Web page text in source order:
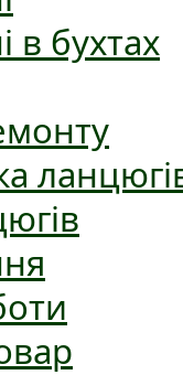
в бухтах